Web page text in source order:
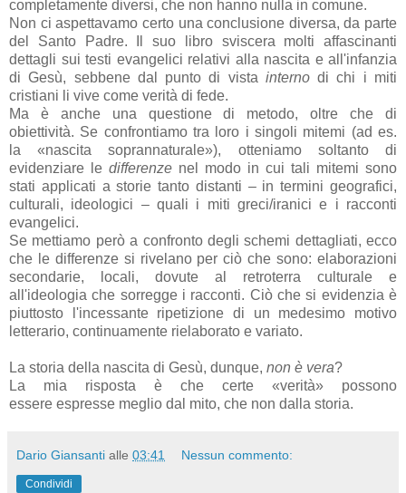
completamente diversi, che non hanno nulla in comune.
Non ci aspettavamo certo una conclusione diversa, da parte
del Santo Padre. Il suo libro sviscera molti affascinanti
dettagli sui testi evangelici relativi alla nascita e all'infanzia
di Gesù, sebbene dal punto di vista internodi chi i miti
cristiani li vive come verità di fede.
Ma è anche una questione di metodo, oltre che di
obiettività. Se confrontiamo tra loro i singoli mitemi (ad es.
la «nascita soprannaturale»), otteniamo soltanto di
evidenziare le differenze nel modo in cui tali mitemi sono
stati applicati a storie tanto distanti – in termini geografici,
culturali, ideologici – quali i miti greci/iranici e i racconti
evangelici.
Se mettiamo però a confronto degli schemi dettagliati, ecco
che le differenze si rivelano per ciò che sono: elaborazioni
secondarie, locali, dovute al retroterra culturale e
all'ideologia che sorregge i racconti. Ciò che si evidenzia è
piuttosto l'incessante ripetizione di un medesimo motivo
letterario, continuamente rielaborato e variato.
La storia della nascita di Gesù, dunque, non è vera?
La mia risposta è che certe «verità» possono
essere espresse meglio dal mito, che non dalla storia.
Dario Giansanti alle 03:41 Nessun commento:
Condividi